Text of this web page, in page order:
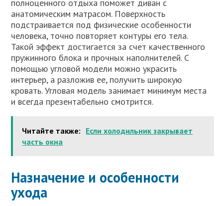
полноценного отдыха поможет диван с
анатомическим матрасом. Поверхность
подстраивается под физические особенности
человека, точно повторяет контуры его тела.
Такой эффект достигается за счет качественного
пружинного блока и прочных наполнителей. С
помощью угловой модели можно украсить
интерьер, а разложив ее, получить широкую
кровать. Угловая модель занимает минимум места
и всегда презентабельно смотрится.
Читайте также: Если холодильник закрывает
часть окна
Назначение и особенности
ухода